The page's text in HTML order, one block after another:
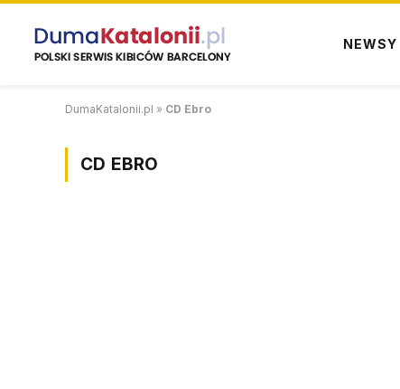
NEWSY
DumaKatalonii.pl » CD Ebro
CD EBRO